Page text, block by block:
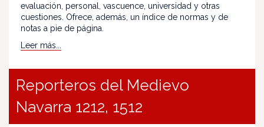
evaluación, personal, vascuence, universidad y otras
cuestiones. Ofrece, además, un índice de normas y de
notas a pie de página.
Leer más...
Reporteros del Medievo
Navarra 1212, 1512